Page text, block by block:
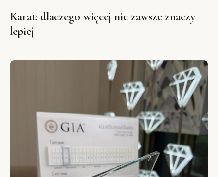
Karat: dlaczego więcej nie zawsze znaczy
lepiej